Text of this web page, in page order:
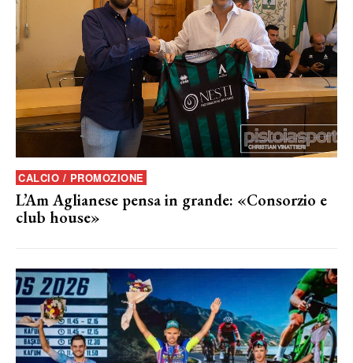
CALCIO / PROMOZIONE
L’Am Aglianese pensa in grande: «Consorzio e
club house»